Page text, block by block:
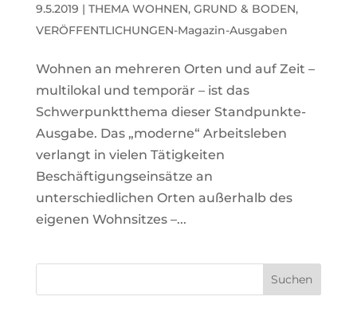
9.5.2019 | THEMA WOHNEN, GRUND & BODEN,
VERÖFFENTLICHUNGEN-Magazin-Ausgaben
Wohnen an mehreren Orten und auf Zeit –
multilokal und temporär – ist das
Schwerpunktthema dieser Standpunkte-
Ausgabe. Das „moderne“ Arbeitsleben
verlangt in vielen Tätigkeiten
Beschäftigungseinsätze an
unterschiedlichen Orten außerhalb des
eigenen Wohnsitzes –...